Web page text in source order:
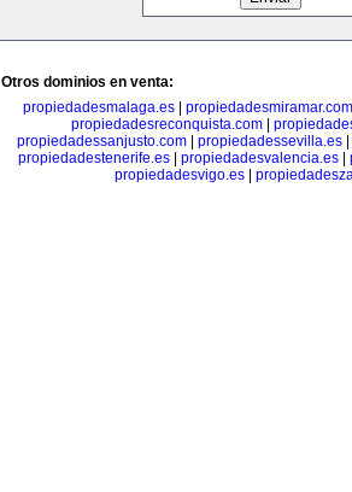
Otros dominios en venta:
propiedadesmalaga.es| propiedadesmiramar.com
propiedadesreconquista.com
propiedadessanjusto.com| propiedadessevilla.es|
propiedadestenerife.es| propiedadesvalencia.es|
propiedadesvigo.es|